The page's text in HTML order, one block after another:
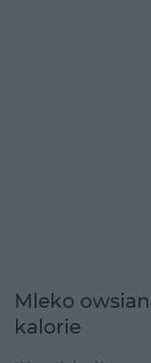
Mleko
kalorie